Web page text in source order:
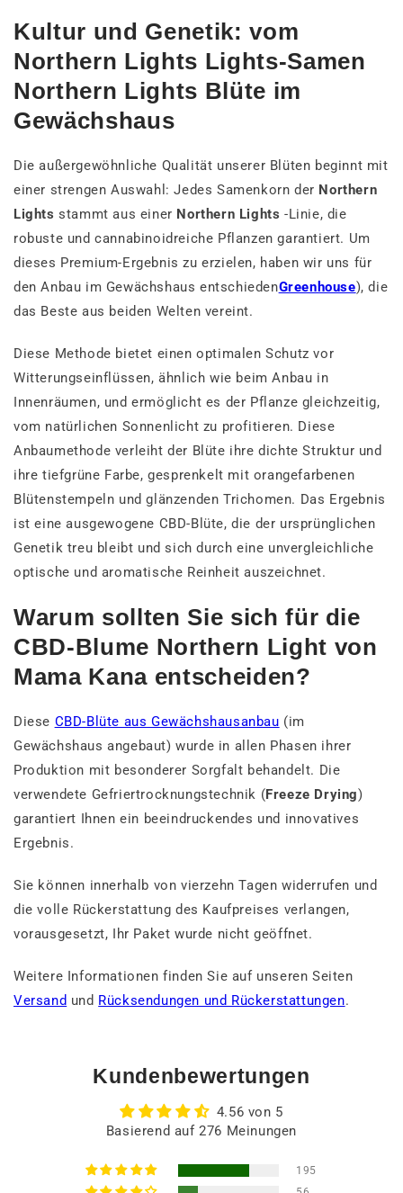
Kultur und Genetik: vom
Northern Lights Lights-Samen
Northern Lights Blüte im
Gewächshaus
Die außergewöhnliche Qualität unserer Blüten beginnt mit
einer strengen Auswahl: Jedes Samenkorn der Northern
Lights stammt aus einer Northern Lights-Linie, die
robuste und cannabinoidreiche Pflanzen garantiert. Um
dieses Premium-Ergebnis zu erzielen, haben wir uns für
den Anbau im Gewächshaus entschiedenGreenhouse), die
das Beste aus beiden Welten vereint.
Diese Methode bietet einen optimalen Schutz vor
Witterungseinflüssen, ähnlich wie beim Anbau in
Innenräumen, und ermöglicht es der Pflanze gleichzeitig,
vom natürlichen Sonnenlicht zu profitieren. Diese
Anbaumethode verleiht der Blüte ihre dichte Struktur und
ihre tiefgrüne Farbe, gesprenkelt mit orangefarbenen
Blütenstempeln und glänzenden Trichomen. Das Ergebnis
ist eine ausgewogene CBD-Blüte, die der ursprünglichen
Genetik treu bleibt und sich durch eine unvergleichliche
optische und aromatische Reinheit auszeichnet.
Warum sollten Sie sich für die
CBD-Blume Northern Light von
Mama Kana entscheiden?
Diese CBD-Blüte aus Gewächshausanbau (im
Gewächshaus angebaut) wurde in allen Phasen ihrer
Produktion mit besonderer Sorgfalt behandelt. Die
verwendete Gefriertrocknungstechnik (Freeze Drying)
garantiert Ihnen ein beeindruckendes und innovatives
Ergebnis.
Sie können innerhalb von vierzehn Tagen widerrufen und
die volle Rückerstattung des Kaufpreises verlangen,
vorausgesetzt, Ihr Paket wurde nicht geöffnet.
Weitere Informationen finden Sie auf unseren Seiten
Versand und Rücksendungen und Rückerstattungen.
Kundenbewertungen
4.56 von 5
Basierend auf 276 Meinungen
195